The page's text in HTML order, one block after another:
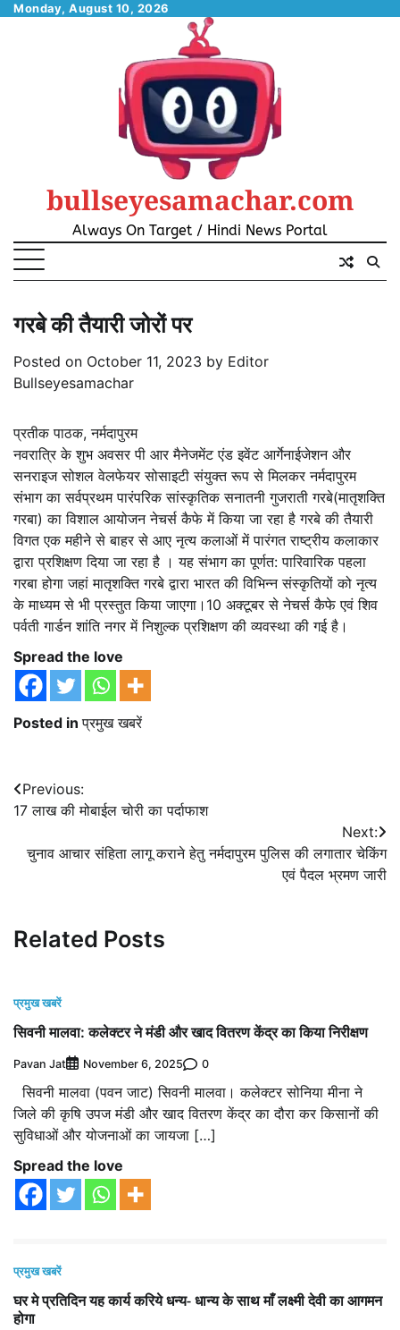
SkipMonday, August 10, 2026
bullseyesamachar.com
Always On Target / Hindi News Portal
गरबे की तैयारी जोरों पर
Posted on October 11, 2023 by Editor
Bullseyesamachar
प्रतीक पाठक, नर्मदापुरम
नवरात्रि के शुभ अवसर पी आर मैनेजमेंट एंड इवेंट आर्गेनाईजेशन और
सनराइज सोशल वेलफेयर सोसाइटी संयुक्त रूप से मिलकर नर्मदापुरम
संभाग का सर्वप्रथम पारंपरिक सांस्कृतिक सनातनी गुजराती गरबे(मातृशक्ति
गरबा) का विशाल आयोजन नेचर्स कैफे में किया जा रहा है गरबे की तैयारी
विगत एक महीने से बाहर से आए नृत्य कलाओं में पारंगत राष्ट्रीय कलाकार
द्वारा प्रशिक्षण दिया जा रहा है । यह संभाग का पूर्णत: पारिवारिक पहला
गरबा होगा जहां मातृशक्ति गरबे द्वारा भारत की विभिन्न संस्कृतियों को नृत्य
के माध्यम से भी प्रस्तुत किया जाएगा।10 अक्टूबर से नेचर्स कैफे एवं शिव
पर्वती गार्डन शांति नगर में निशुल्क प्रशिक्षण की व्यवस्था की गई है।
Spread the love
Posted inप्रमुख खबरें
Post
navigation
Previous:
17 लाख की मोबाईल चोरी का पर्दाफाश
Next:
चुनाव आचार संहिता लागू कराने हेतु नर्मदापुरम पुलिस की लगातार चेकिंग
एवं पैदल भ्रमण जारी
Related Posts
प्रमुख खबरें
सिवनी मालवा: कलेक्टर ने मंडी और खाद वितरण केंद्र का किया निरीक्षण
Pavan Jat November 6, 2025 0
सिवनी मालवा (पवन जाट) सिवनी मालवा। कलेक्टर सोनिया मीना ने
जिले की कृषि उपज मंडी और खाद वितरण केंद्र का दौरा कर किसानों की
सुविधाओं और योजनाओं का जायजा […]
Spread the love
प्रमुख खबरें
घर मे प्रतिदिन यह कार्य करिये धन्य- धान्य के साथ माँ लक्ष्मी देवी का आगमन
होगा